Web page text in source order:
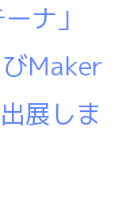
ナ」
Maker
展しま